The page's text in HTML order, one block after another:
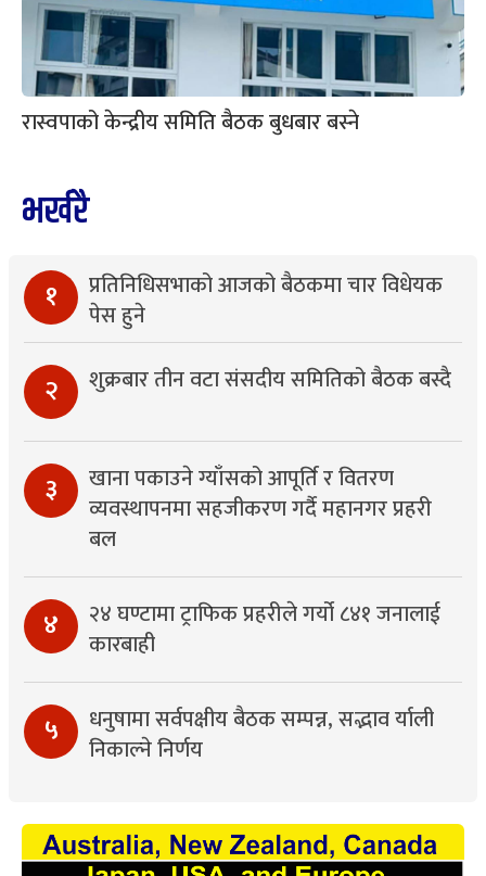
रास्वपाको केन्द्रीय समिति बैठक बुधबार बस्ने
भर्खरै
१
प्रतिनिधिसभाको आजको बैठकमा चार विधेयक
पेस हुने
२ शुक्रबार तीन वटा संसदीय समितिको बैठक बस्दै
३
खाना पकाउने ग्याँसको आपूर्ति र वितरण
व्यवस्थापनमा सहजीकरण गर्दै महानगर प्रहरी
बल
४
२४ घण्टामा ट्राफिक प्रहरीले गर्यो ८४१ जनालाई
कारबाही
५
धनुषामा सर्वपक्षीय बैठक सम्पन्न, सद्भाव र्याली
निकाल्ने निर्णय